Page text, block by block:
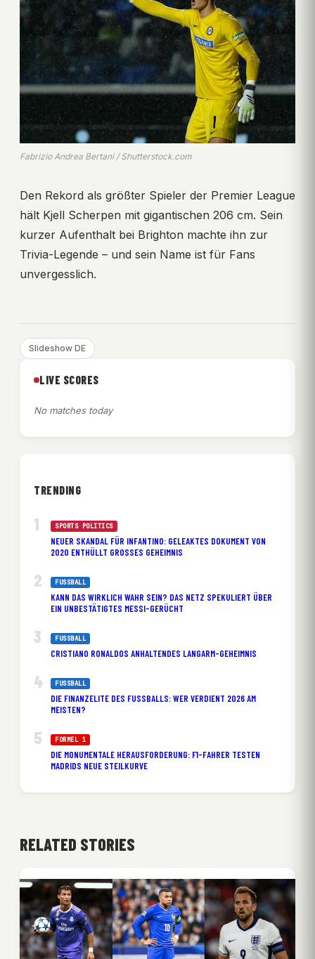
Fabrizio Andrea Bertani / Shutterstock.com
Den Rekord als größter Spieler der Premier League
hält Kjell Scherpen mit gigantischen 206 cm. Sein
kurzer Aufenthalt bei Brighton machte ihn zur
Trivia-Legende – und sein Name ist für Fans
unvergesslich.
Slideshow DE
LIVE SCORES
No matches today
TRENDING
SPORTS POLITICS
NEUER SKANDAL FÜR INFANTINO: GELEAKTES DOKUMENT VON
2020 ENTHÜLLT GROSSES GEHEIMNIS
FUSSBALL
KANN DAS WIRKLICH WAHR SEIN? DAS NETZ SPEKULIERT ÜBER
EIN UNBESTÄTIGTES MESSI-GERÜCHT
FUSSBALL
CRISTIANO RONALDOS ANHALTENDES LANGARM-GEHEIMNIS
FUSSBALL
DIE FINANZELITE DES FUSSBALLS: WER VERDIENT 2026 AM M
EISTEN?
FORMEL 1
DIE MONUMENTALE HERAUSFORDERUNG: F1-FAHRER TESTEN
MADRIDS NEUE STEILKURVE
RELATED STORIES